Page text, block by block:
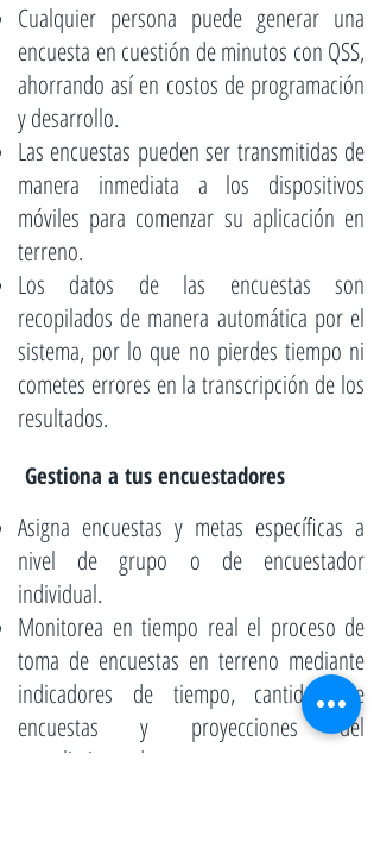
Cualquier persona puede generar una
encuesta en cuestión de minutos con QSS,
ahorrando así en costos de programación
y desarrollo.
Las encuestas pueden ser transmitidas de
manera inmediata a los dispositivos
móviles para comenzar su aplicación en
terreno.
Los datos de las encuestas son
recopilados de manera automática por el
sistema, por lo que no pierdes tiempo ni
cometes errores en la transcripción de los
resultados.
Asigna encuestas y metas específicas a
nivel de grupo o de encuestador
individual.
Monitorea en tiempo real el proceso de
toma de encuestas en terreno mediante
indicadores de tiempo, cantidad de
encuestas y proyecciones del
cumplimiento de metas.
Gestiona a tus encuestadores